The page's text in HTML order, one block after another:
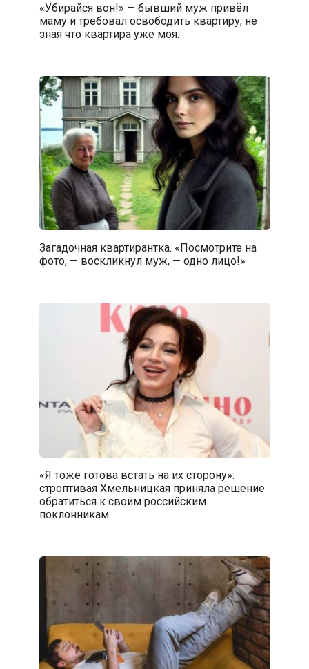
«Убирайся вон!» — бывший муж привёл
маму и требовал освободить квартиру, не
зная что квартира уже моя.
Загадочная квартирантка. «Посмотрите на
фото, — воскликнул муж, — одно лицо!»
«Я тоже готова встать на их сторону»:
строптивая Хмельницкая приняла решение
обратиться к своим российским
поклонникам